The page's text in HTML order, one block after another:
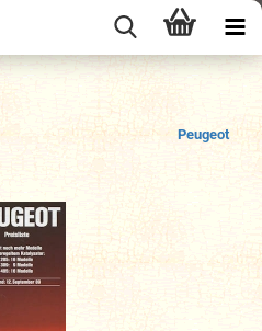
Peugeot